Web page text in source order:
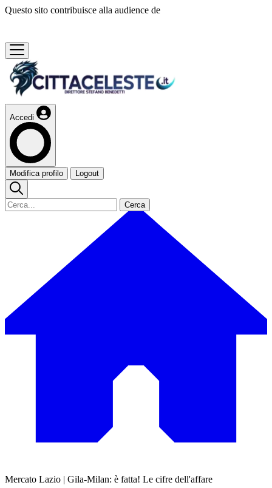
Questo sito contribuisce alla audience de
Accedi
Modifica profilo Logout
Cerca
Mercato Lazio | Gila-Milan: è fatta! Le cifre dell'affare